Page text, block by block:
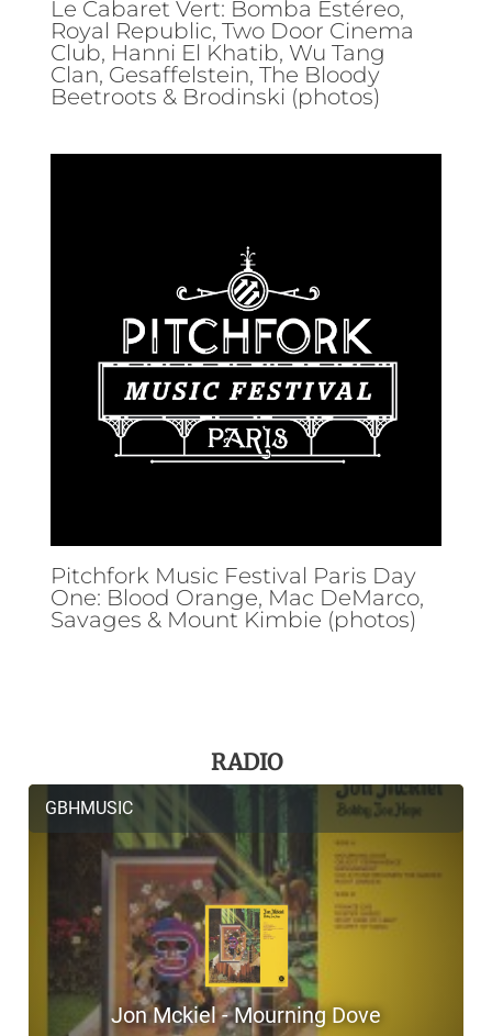
Le Cabaret Vert: Bomba Estéreo,
Royal Republic, Two Door Cinema
Club, Hanni El Khatib, Wu Tang
Clan, Gesaffelstein, The Bloody
Beetroots & Brodinski (photos)
Pitchfork Music Festival Paris Day
One: Blood Orange, Mac DeMarco,
Savages & Mount Kimbie (photos)
RADIO